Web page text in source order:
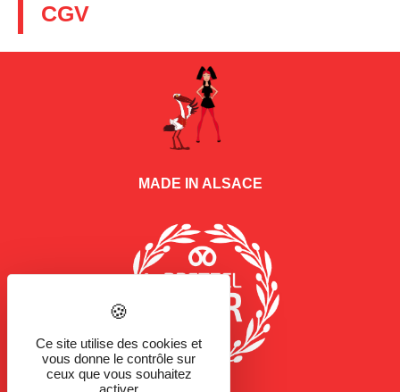
CGV
MADE IN ALSACE
Ce site utilise des cookies et
vous donne le contrôle sur
ceux que vous souhaitez
activer